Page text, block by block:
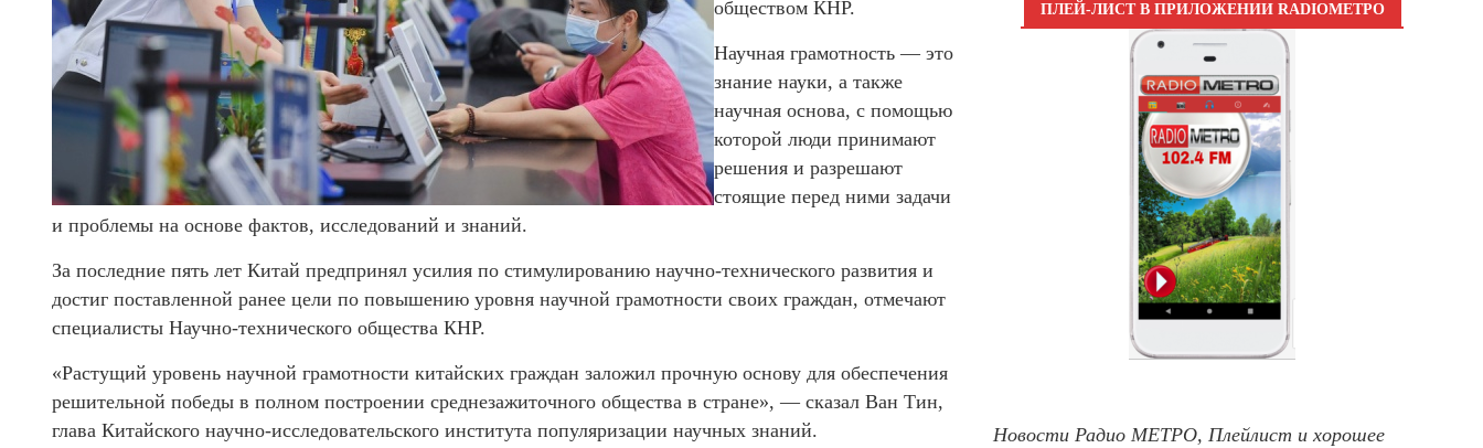
обществом КНР.
Научная грамотность — это
знание науки, а также
научная основа, с помощью
которой люди принимают
решения и разрешают
стоящие перед ними задачи
и проблемы на основе фактов, исследований и знаний.
За последние пять лет Китай предпринял усилия по стимулированию научно-технического развития и
достиг поставленной ранее цели по повышению уровня научной грамотности своих граждан, отмечают
специалисты Научно-технического общества КНР.
«Растущий уровень научной грамотности китайских граждан заложил прочную основу для обеспечения
решительной победы в полном построении среднезажиточного общества в стране», — сказал Ван Тин,
глава Китайского научно-исследовательского института популяризации научных знаний.
ПЛЕЙ-ЛИСТ В ПРИЛОЖЕНИИ RADIOМЕТРО
Новости Радио МЕТРО, Плейлист и хорошее